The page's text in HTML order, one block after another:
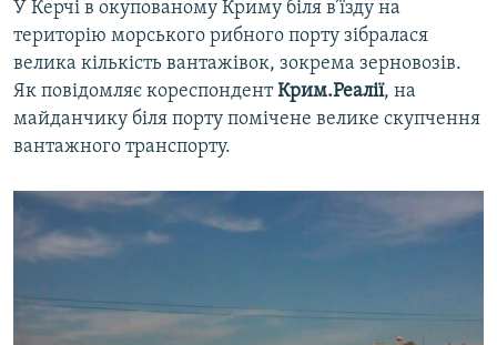
Усі сайти RFE/RL
У Керчі в окупованому Криму біля в’їзду на
територію морського рибного порту зібралася
велика кількість вантажівок, зокрема зерновозів.
Як повідомляє кореспондентКрим.Реалії, на
майданчику біля порту помічене велике скупчення
вантажного транспорту.